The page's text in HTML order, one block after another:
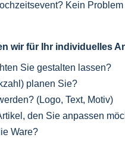
Kein
wir für Ihr individuelles
Sie gestalten lassen?
planen Sie?
(Logo, Text, Motiv)
den Sie anpassen
Ware?